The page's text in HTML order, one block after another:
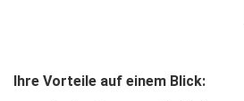
Ihre Vorteile auf einem Blick: